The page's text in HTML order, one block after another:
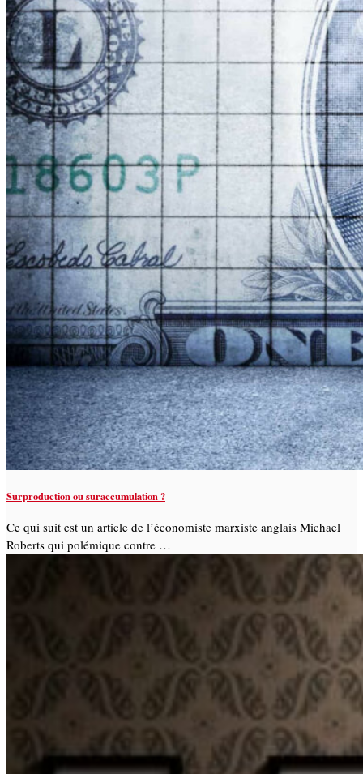
Surproduction ou suraccumulation ?
Ce qui suit est un article de l’économiste marxiste anglais Michael
Roberts qui polémique contre …